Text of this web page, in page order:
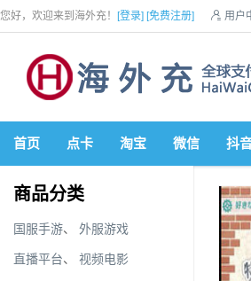
您好，欢迎来到海外充！ [登录] [免费注册]  用户
首页 点卡 淘宝 微信 抖
商品分类
国服手游、 外服游戏
直播平台、 视频电影